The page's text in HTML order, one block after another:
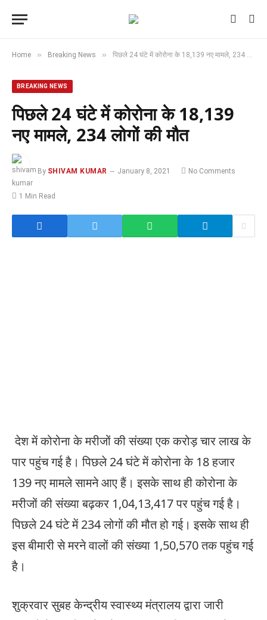
Home » Breaking News » पिछले 24 घंटे में कोरोना के 18,139 नए मामले, 234 लोगों की मौत
BREAKING NEWS
पिछले 24 घंटे में कोरोना के 18,139
नए मामले, 234 लोगों की मौत
By SHIVAM KUMAR January 8, 2021 No Comments
1 Min Read
देश में कोरोना के मरीजों की संख्या एक करोड़ चार लाख के
पार पहुंच गई है। पिछले 24 घंटे में कोरोना के 18 हजार
139 नए मामले सामने आए हैं। इसके साथ ही कोरोना के
मरीजों की संख्या बढ़कर 1,04,13,417 पर पहुंच गई है।
पिछले 24 घंटे में 234 लोगों की मौत हो गई। इसके साथ ही
इस बीमारी से मरने वालों की संख्या 1,50,570 तक पहुंच गई
है।
शुक्रवार सुबह केन्द्रीय स्वास्थ्य मंत्रालय द्वारा जारी